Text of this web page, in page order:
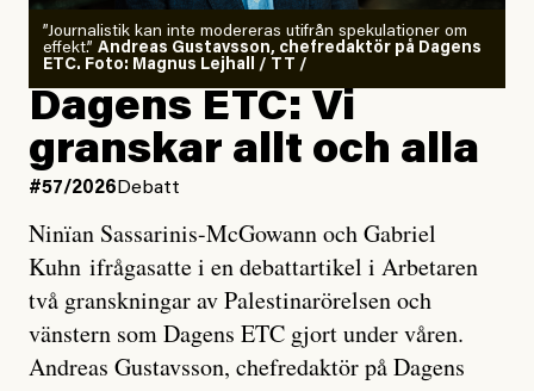
”Journalistik kan inte modereras utifrån spekulationer om
effekt.” Andreas Gustavsson, chefredaktör på Dagens
ETC. Foto: Magnus Lejhall / TT /
Dagens ETC: Vi
granskar allt och alla
#57/2026 Debatt
Ninïan Sassarinis-McGowann och Gabriel
Kuhn ifrågasatte i en debattartikel i Arbetaren
två granskningar av Palestinarörelsen och
vänstern som Dagens ETC gjort under våren.
Andreas Gustavsson, chefredaktör på Dagens